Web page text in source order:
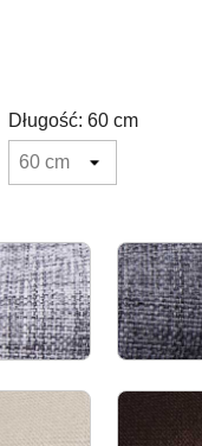
Długość: 60 cm
Jasno
szary
|
Len
Ecru